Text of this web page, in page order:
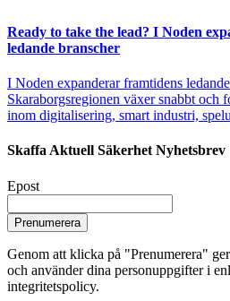
Ready to take the lead? I Noden
ledande branscher
I Noden expanderar framtidens
Skaraborgsregionen växer snabbt och
inom digitalisering, smart industri,
Skaffa Aktuell Säkerhet Nyhetsbrev
Epost
Prenumerera
Genom att klicka på "Prenumerera"
och använder dina personuppgifter i
integritetspolicy.